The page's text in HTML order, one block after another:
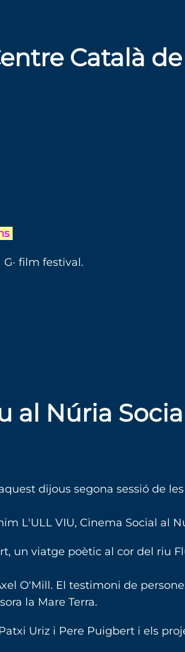
Català de
film festival.
al Núria
dijous segona sessió de
L'ULL VIU, Cinema Social al
un viatge poètic al cor del riu
O'Mill. El testimoni de
la Mare Terra.
Uriz i Pere Puigbert i els